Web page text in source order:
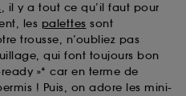
, il y a tout ce qu’il faut pour
les palettes sont
trousse, n’oubliez pas
qui font toujours bon
»* car en terme de
! Puis, on adore les mini-